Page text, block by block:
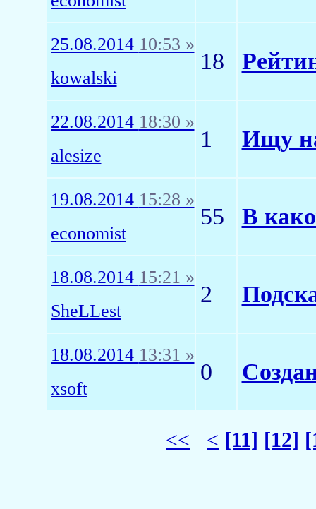
25.08.2014 10:53 »
kowalski
18
22.08.2014 18:30 »
alesize
1 Ищу
19.08.2014 15:28 »
economist
55 В
18.08.2014 15:21 »
SheLLest
2
18.08.2014 13:31 »
xsoft
0
<< < [11] [12]